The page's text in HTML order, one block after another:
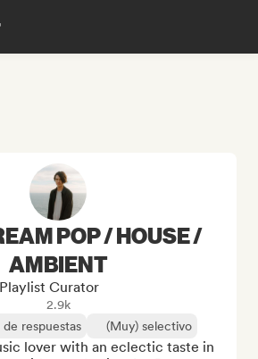
POP / HOUSE /
AMBIENT
Playlist Curator
2.9k
respuestas
(Muy) selectivo
lover with an eclectic taste in